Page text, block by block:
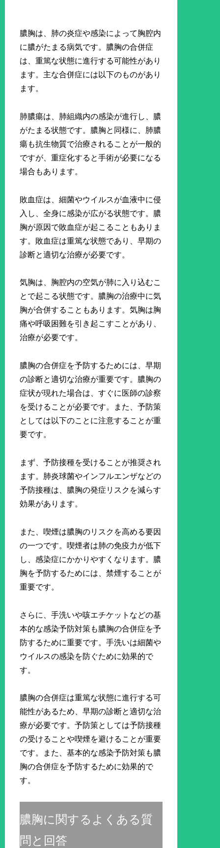
膿胸は、肺の炎症や感染によって胸腔内
に膿がたまる病気です。膿胸の合併症
は、重篤な状態に進行する可能性があり
ます。主な合併症には以下のものがあり
ます。
肺膿瘍は、肺組織内の感染が進行し、膿
がたまる状態です。膿胸と同様に、肺膿
瘍も抗生物質で治療されることが一般的
ですが、重症化すると手術が必要になる
場合もあります。
敗血症は、細菌やウイルスが血液中に侵
入し、全身に感染が広がる状態です。膿
胸が原因で敗血症が起こることもありま
す。敗血症は重篤な状態であり、早期の
診断と適切な治療が必要です。
気胸は、胸腔内の空気が肺に入り込むこ
とで起こる状態です。膿胸の治療中に気
胸が合併することもあります。気胸は胸
痛や呼吸困難を引き起こすことがあり、
治療が必要です。
膿胸の合併症を予防するためには、早期
の診断と適切な治療が重要です。膿胸の
症状が現れた場合は、すぐに医師の診察
を受けることが必要です。また、予防策
としては以下のことに注意することが重
要です。
まず、予防接種を受けることが推奨され
ます。肺炎球菌やインフルエンザなどの
予防接種は、膿胸の発症リスクを減らす
効果があります。
また、喫煙は膿胸のリスクを高める要因
の一つです。喫煙者は肺の免疫力が低下
し、感染症にかかりやすくなります。膿
胸を予防するためには、禁煙することが
重要です。
さらに、手洗いや咳エチケットなどの基
本的な感染予防対策も膿胸の合併症を予
防するために重要です。手洗いは細菌や
ウイルスの感染を防ぐために効果的で
す。
膿胸の合併症は重篤な状態に進行する可
能性があるため、早期の診断と適切な治
療が必要です。予防策としては予防接種
の受けることや喫煙を避けることが重要
です。また、基本的な感染予防対策も膿
胸の合併症を予防するために効果的で
す。
膿胸に関するよくある質
問と回答